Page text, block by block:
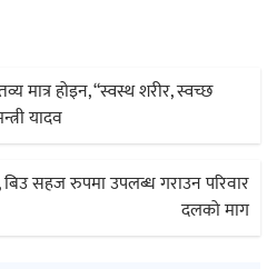
मात्र होइन, “स्वस्थ शरीर, स्वच्छ
यादव
सहज रुपमा उपलब्ध गराउन परिवार
दलको माग